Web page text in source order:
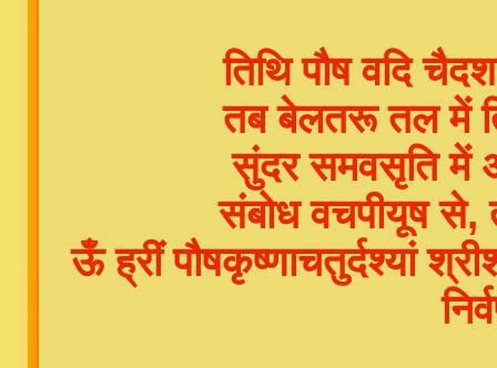
तिथि पौष वदि
तब बेलतरू तल में
सुंदर समवसृति में
संबोध वचपीयूष से,
ऊँ ह्रीं पौषकृष्णाचतुर्दश्यां